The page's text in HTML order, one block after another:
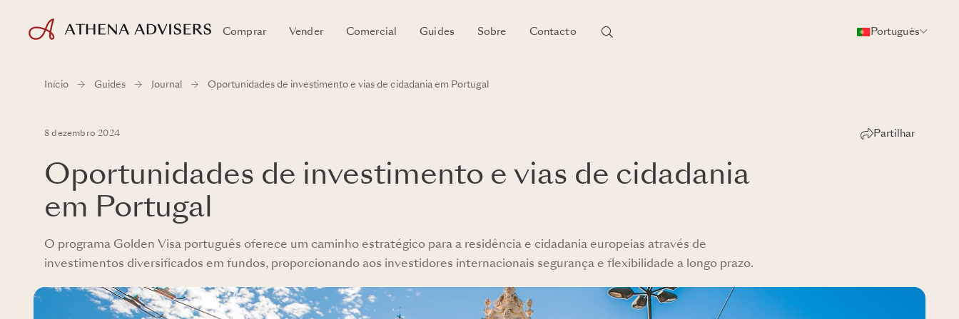
Comprar Vender Comercial Guides Sobre Contacto Português
Início Guides Journal Oportunidades de investimento e vias de cidadania em Portugal
8 dezembro 2024 Partilhar
Oportunidades de investimento e vias de cidadania
em Portugal
O programa Golden Visa português oferece um caminho estratégico para a residência e cidadania europeias através de
investimentos diversificados em fundos, proporcionando aos investidores internacionais segurança e flexibilidade a longo prazo.